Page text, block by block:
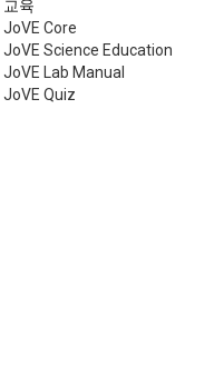
교육
JoVE Core
JoVE Science Education
JoVE Lab Manual
JoVE Quiz